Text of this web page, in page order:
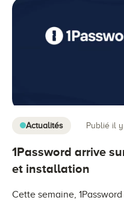
Actualités Publié il
1Password arrive
et installation
Cette semaine,